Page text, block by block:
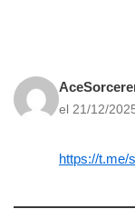
el 21/12/
https://t.me/